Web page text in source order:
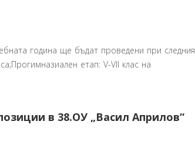
година ще бъдат проведени при следния
етап: V-VII клас на
в 38.ОУ „Васил Априлов“